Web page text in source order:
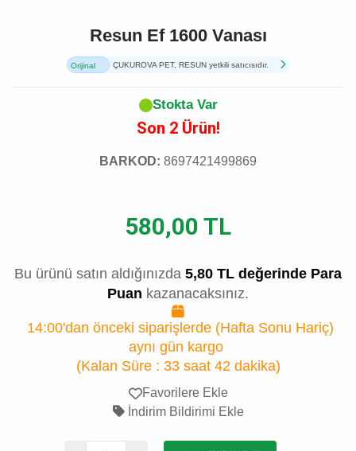
Resun Ef 1600 Vanası
Orijinal
ÇUKUROVA PET, RESUN yetkili satıcısıdır.
Stokta Var
Son 2 Ürün!
BARKOD: 8697421499869
580,00 TL
Bu ürünü satın aldığınızda 5,80 TL değerinde Para
Puan kazanacaksınız.
14:00'dan önceki siparişlerde (Hafta Sonu Hariç)
aynı gün kargo
(Kalan Süre : 33 saat 42 dakika)
Favorilere Ekle
İndirim Bildirimi Ekle